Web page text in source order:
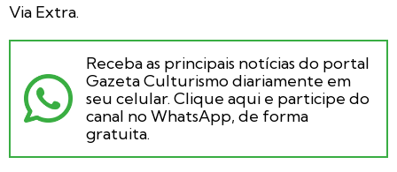
Via Extra.
Receba as principais notícias do portal
Gazeta Culturismo diariamente em
seu celular. Clique aqui e participe do
canal no WhatsApp, de forma
gratuita.